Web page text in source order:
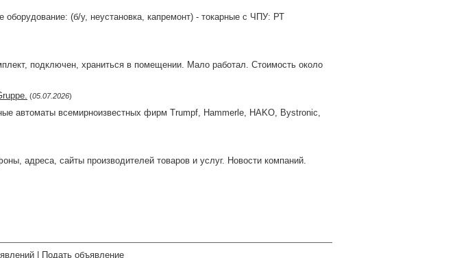
(б/у, неустановка, капремонт) - токарные с ЧПУ: РТ
подключен, храниться в помещении. Мало работал. Стоимость около
(05.07.2026)
автоматы всемирноизвестных фирм Trumpf, Hammerle, HAKO, Bystronic,
адреса, сайты производителей товаров и услуг. Новости компаний.
| Подать объявление